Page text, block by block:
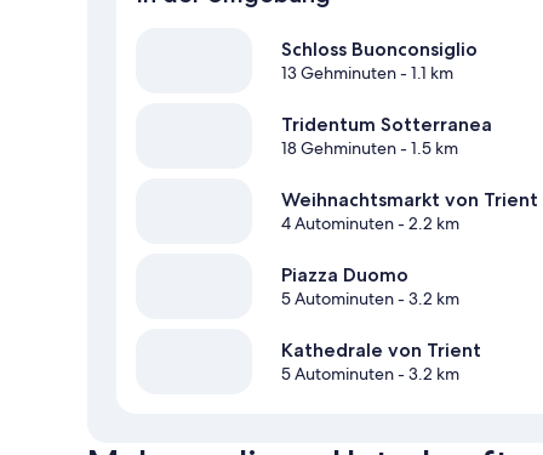
Schloss Buonconsiglio
13 Gehminuten- 1.1 km
Tridentum Sotterranea
18 Gehminuten- 1.5 km
Weihnachtsmarkt von Trient
4 Autominuten- 2.2 km
Piazza Duomo
5 Autominuten- 3.2 km
Kathedrale von Trient
5 Autominuten- 3.2 km